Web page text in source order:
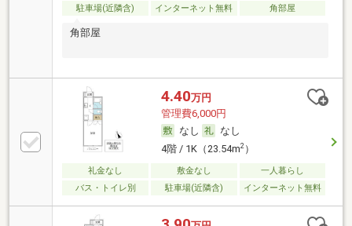
駐車場(近隣含)
インターネット無料 角部屋
角部屋
4.40万円
管理費6,000円
なし
なし
4階 / 1K（23.54m2）
礼金なし 敷金なし
一人暮らし
バス・トイレ別
駐車場(近隣含) インターネット無料